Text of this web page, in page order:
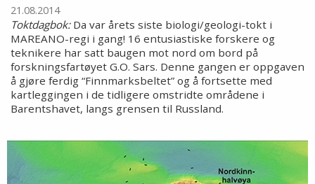
21.08.2014
Toktdagbok: Da var årets siste biologi/geologi-tokt i
MAREANO-regi i gang! 16 entusiastiske forskere og
teknikere har satt baugen mot nord om bord på
forskningsfartøyet G.O. Sars. Denne gangen er oppgaven
å gjøre ferdig “Finnmarksbeltet” og å fortsette med
kartleggingen i de tidligere omstridte områdene i
Barentshavet, langs grensen til Russland.